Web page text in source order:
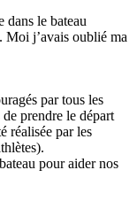
dans le bateau
Moi j’avais oublié ma
par tous les
de prendre le départ
réalisée par les
pour aider nos